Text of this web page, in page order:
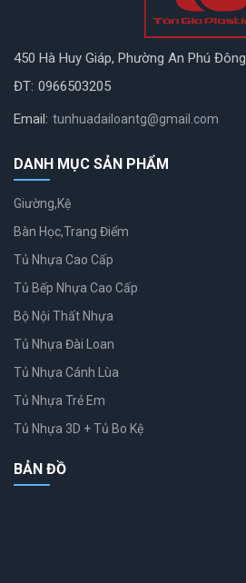
450 Hà Huy Giáp, Phường An Phú Đông
ĐT: 0966503205
Email: tunhuadailoantg@gmail.com
DANH MỤC SẢN PHẨM
Giường,Kệ
Bàn Học,Trang Điểm
Tủ Nhựa Cao Cấp
Tủ Bếp Nhựa Cao Cấp
Bộ Nội Thất Nhựa
Tủ Nhựa Đài Loan
Tủ Nhựa Cánh Lùa
Tủ Nhựa Trẻ Em
Tủ Nhựa 3D + Tủ Bo Kệ
BẢN ĐỒ